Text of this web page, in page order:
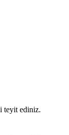
teyit ediniz.